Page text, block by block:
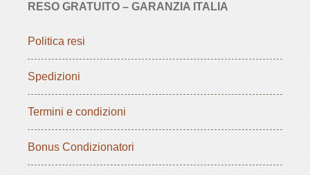
RESO GRATUITO – GARANZIA ITALIA
Politica resi
Spedizioni
Termini e condizioni
Bonus Condizionatori